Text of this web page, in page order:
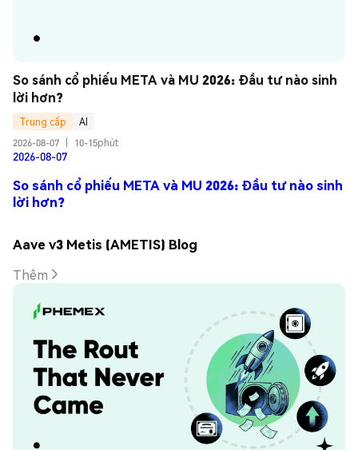
So sánh cổ phiếu META và MU 2026: Đầu tư nào sinh
lời hơn?
Trung cấp
AI
2026-08-07
10-15phút
2026-08-07
So sánh cổ phiếu META và MU 2026: Đầu tư nào sinh
lời hơn?
Aave v3 Metis (AMETIS) Blog
Thêm